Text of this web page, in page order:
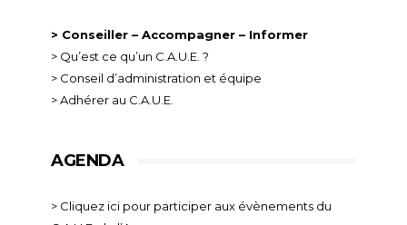
> Conseiller – Accompagner – Informer
> Qu’est ce qu’un C.A.U.E. ?
> Conseil d’administration et équipe
> Adhérer au C.A.U.E.
AGENDA
> Cliquez ici pour participer aux évènements du